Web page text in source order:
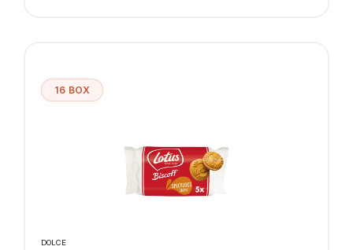
16 BOX
DOLCE